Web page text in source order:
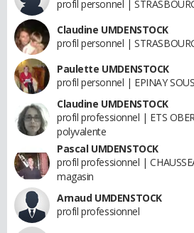
profil personnel |
Claudine UMDENSTOCK
profil personnel |
Paulette UMDENSTOCK
profil personnel | EPINAY
Claudine UMDENSTOCK
profil professionnel | ETS
polyvalente
Pascal UMDENSTOCK
profil professionnel |
magasin
Arnaud UMDENSTOCK
profil professionnel